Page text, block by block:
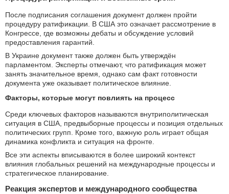
После подписания соглашения документ должен пройти
процедуру ратификации. В США это означает рассмотрение в
Конгрессе, где возможны дебаты и обсуждение условий
предоставления гарантий.
В Украине документ также должен быть утверждён
парламентом. Эксперты отмечают, что ратификация может
занять значительное время, однако сам факт готовности
документа уже оказывает политическое влияние.
Факторы, которые могут повлиять на процесс
Среди ключевых факторов называются внутриполитическая
ситуация в США, предвыборные процессы и позиция отдельных
политических групп. Кроме того, важную роль играет общая
динамика конфликта и ситуация на фронте.
Все эти аспекты вписываются в более широкий контекст
влияния глобальных решений на международные процессы и
стратегическое планирование.
Реакция экспертов и международного сообщества